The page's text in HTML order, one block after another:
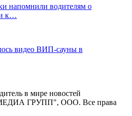
напомнили водителям о
к…
видео ВИП-сауны в
в мире новостей
ГРУПП", ООО. Все права